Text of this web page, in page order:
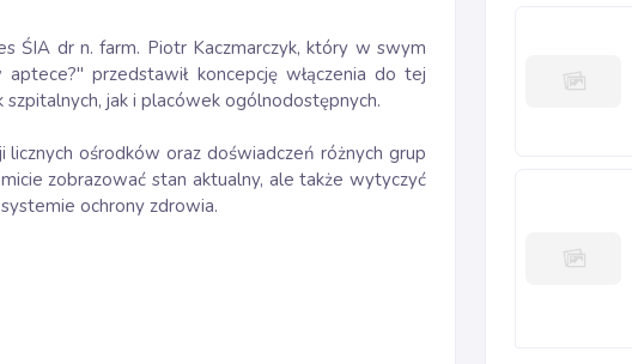
ŚIA dr n. farm. Piotr Kaczmarczyk, który w swym
przedstawił koncepcję włączenia do tej
jak i placówek ogólnodostępnych.
licznych ośrodków oraz doświadczeń różnych grup
zobrazować stan aktualny, ale także wytyczyć
ochrony zdrowia.